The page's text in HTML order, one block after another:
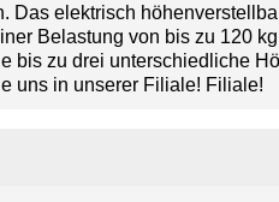
Das elektrisch
Belastung von bis zu 120
bis zu drei unterschiedliche
uns in unserer Filiale! Filiale!